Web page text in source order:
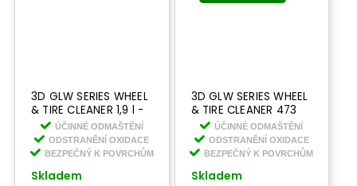
3D GLW SERIES WHEEL
& TIRE CLEANER 1,9 l -
čistič disků a kol
ÚČINNÉ ODMAŠTĚNÍ
ODSTRANĚNÍ OXIDACE
BEZPEČNÝ K POVRCHŮM
Skladem
3D GLW SERIES WHEEL
& TIRE CLEANER 473
ML - čistič disků a kol
ÚČINNÉ ODMAŠTĚNÍ
ODSTRANĚNÍ OXIDACE
BEZPEČNÝ K POVRCHŮM
Skladem